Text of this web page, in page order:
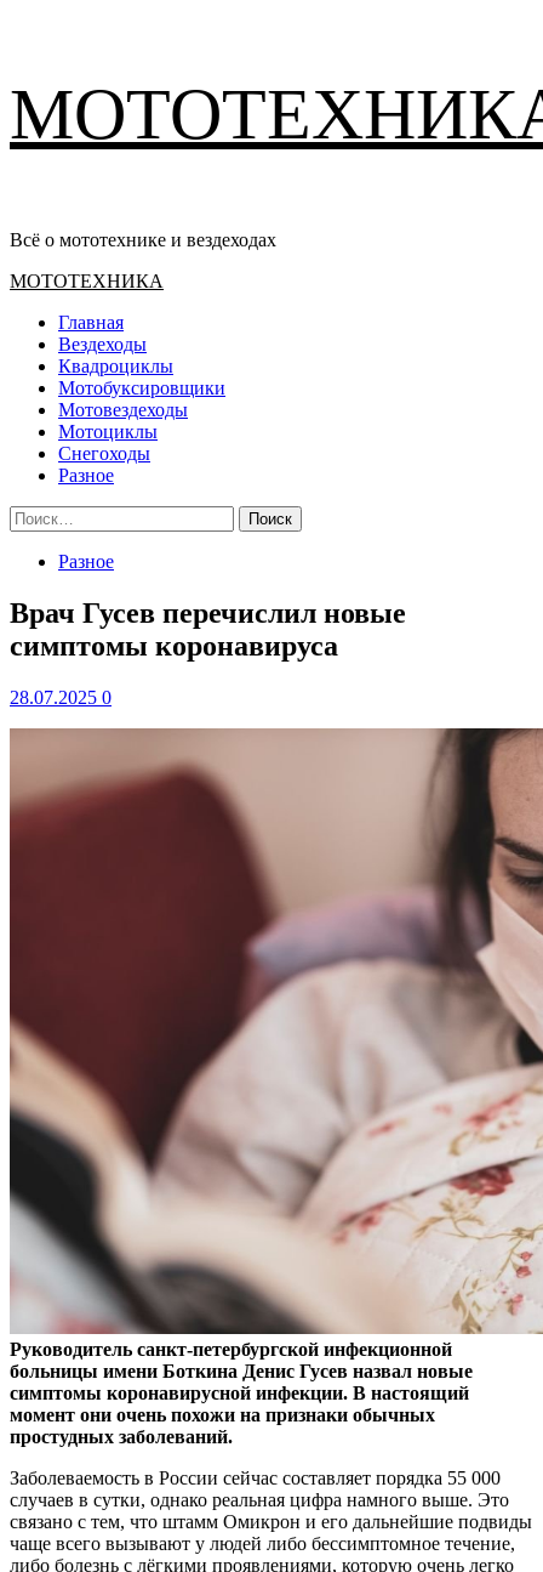
содержимому
Всё о мототехнике и вездеходах
Основное
МОТОТЕХНИКА
Главная
Вездеходы
Квадроциклы
Мотобуксировщики
Мотовездеходы
Мотоциклы
Снегоходы
Разное
Найти:
Разное
Врач Гусев перечислил новые
симптомы коронавируса
28.07.2025 0
Руководитель санкт-петербургской инфекционной
больницы имени Боткина Денис Гусев назвал новые
симптомы коронавирусной инфекции. В настоящий
момент они очень похожи на признаки обычных
простудных заболеваний.
Заболеваемость в России сейчас составляет порядка 55 000
случаев в сутки, однако реальная цифра намного выше. Это
связано с тем, что штамм Омикрон и его дальнейшие подвиды
чаще всего вызывают у людей либо бессимптомное течение,
либо болезнь с лёгкими проявлениями, которую очень легко